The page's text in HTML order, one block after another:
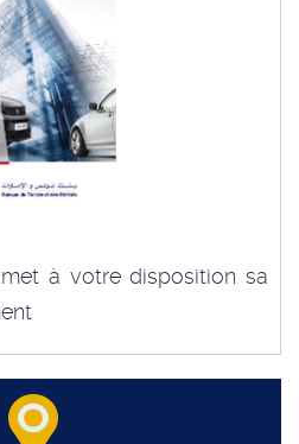
à votre disposition sa